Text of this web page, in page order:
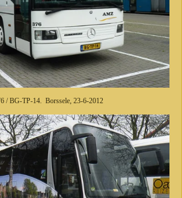
/ BG-TP-14. Borssele, 23-6-2012